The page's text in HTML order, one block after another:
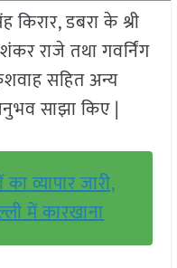
किरार, डबरा के श्री
राजे तथा गवर्निंग
सहित अन्य
साझा किए |
व्यापार जारी,
में कारखाना